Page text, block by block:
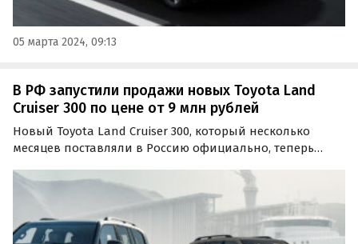
05 марта 2024, 09:13
В РФ запустили продажи новых Toyota Land
Cruiser 300 по цене от 9 млн рублей
Новый Toyota Land Cruiser 300, который несколько
месяцев поставляли в Россию официально, теперь
сравнению с ценами осени 2023 года, когда они
начинались от 12 700 000 рублей, эти внедорожники
сильно…